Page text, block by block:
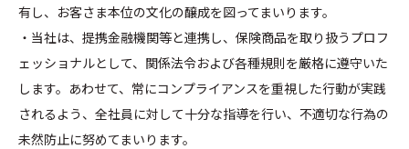
有し、お客さま本位の文化の醸成を図ってまいります。
・当社は、提携金融機関等と連携し、保険商品を取り扱うプロフ
ェッショナルとして、関係法令および各種規則を厳格に遵守いた
します。あわせて、常にコンプライアンスを重視した行動が実践
されるよう、全社員に対して十分な指導を行い、不適切な行為の
未然防止に努めてまいります。